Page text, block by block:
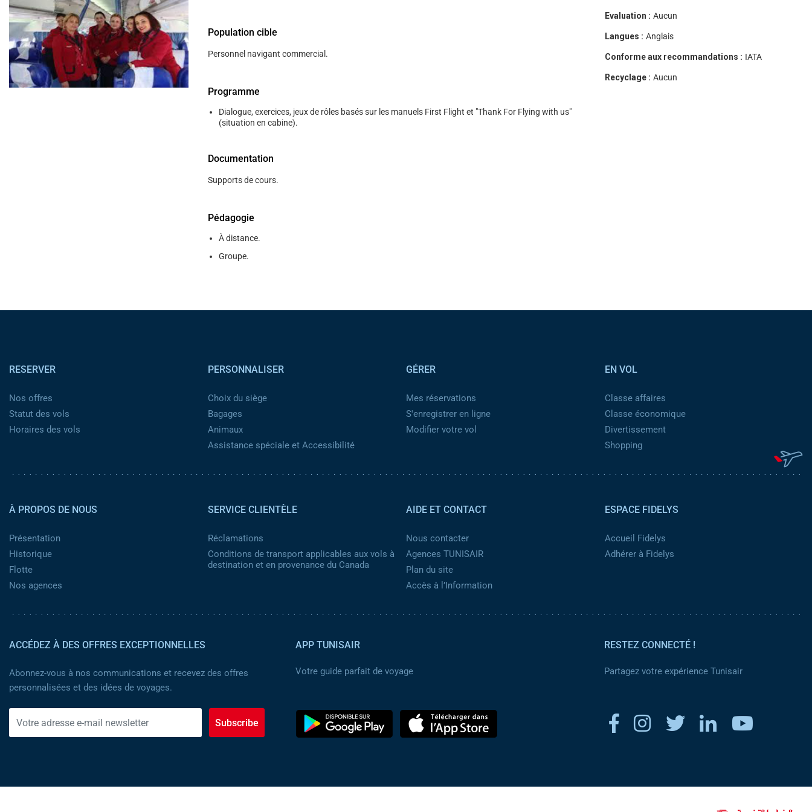
help
you
navigate
and
interact
with
the
content.
Population cible
Personnel navigant commercial.
Programme
Dialogue, exercices, jeux de rôles basés sur les manuels First Flight et "Thank For Flying with us"
(situation en cabine).
Documentation
Supports de cours.
Pédagogie
À distance.
Groupe.
Evaluation : Aucun
Langues : Anglais
Conforme aux recommandations : IATA
Recyclage : Aucun
RESERVER
Nos offres
Statut des vols
Horaires des vols
PERSONNALISER
Choix du siège
Bagages
Animaux
Assistance spéciale et Accessibilité
GÉRER
Mes réservations
S'enregistrer en ligne
Modifier votre vol
EN VOL
Classe affaires
Classe économique
Divertissement
Shopping
À PROPOS DE NOUS
Présentation
Historique
Flotte
Nos agences
SERVICE CLIENTÈLE
Réclamations
Conditions de transport applicables aux vols à
destination et en provenance du Canada
AIDE ET CONTACT
Nous contacter
Agences TUNISAIR
Plan du site
Accès à l’Information
ESPACE FIDELYS
Accueil Fidelys
Adhérer à Fidelys
ACCÉDEZ À DES OFFRES EXCEPTIONNELLES
Abonnez-vous à nos communications et recevez des offres
personnalisées et des idées de voyages.
Subscribe
APP TUNISAIR
Votre guide parfait de voyage
RESTEZ CONNECTÉ !
Partagez votre expérience Tunisair